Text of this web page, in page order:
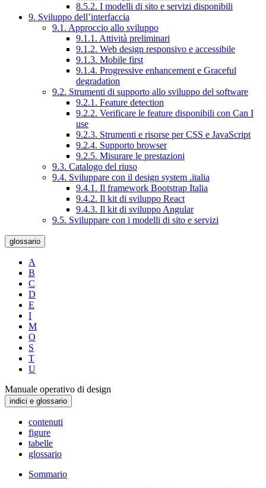
8.5.2. I modelli di sito e servizi disponibili
9. Sviluppo dell’interfaccia
9.1. Approccio allo sviluppo
9.1.1. Attività preliminari
9.1.2. Web design responsivo e accessibile
9.1.3. Mobile first
9.1.4. Progressive enhancement e Graceful
degradation
9.2. Strumenti di supporto allo sviluppo del software
9.2.1. Feature detection
9.2.2. Verificare le feature disponibili con Can I
use
9.2.3. Strumenti e risorse per CSS e JavaScript
9.2.4. Supporto browser
9.2.5. Misurare le prestazioni
9.3. Catalogo del riuso
9.4. Sviluppare con il design system .italia
9.4.1. Il framework Bootstrap Italia
9.4.2. Il kit di sviluppo React
9.4.3. Il kit di sviluppo Angular
9.5. Sviluppare con i modelli di sito e servizi
glossario
A
B
C
D
E
I
M
O
S
T
U
Manuale operativo di design
indici e glossario
contenuti
figure
tabelle
glossario
Sommario